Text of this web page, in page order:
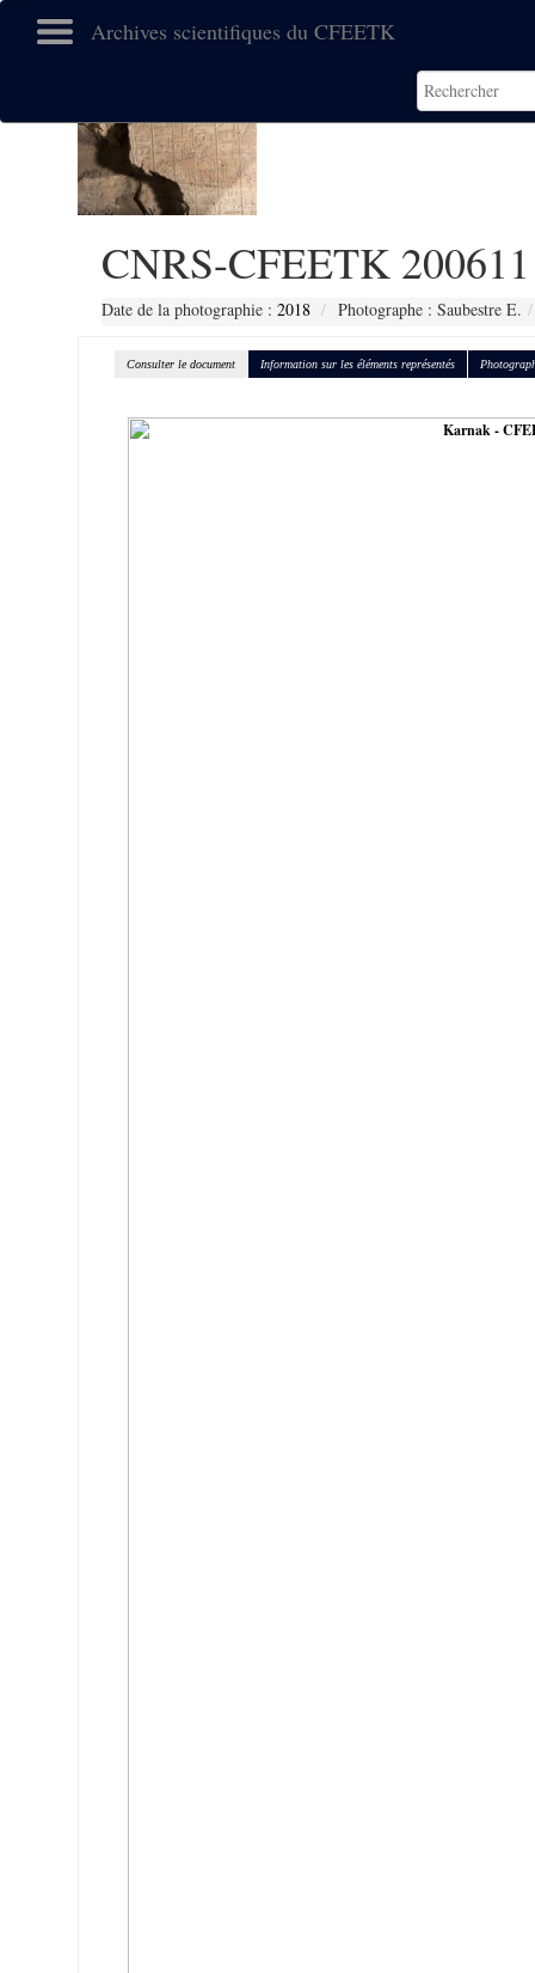
Archives scientifiques du CFEETK
CNRS-CFEETK 200611
Date de la photographie : 2018 Photographe : Saubestre E.
Consulter le document Information sur les éléments représentés